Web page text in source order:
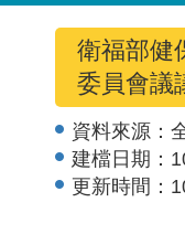
衛福部健
委員會議
資料來源：
建檔日期：
更新時間：